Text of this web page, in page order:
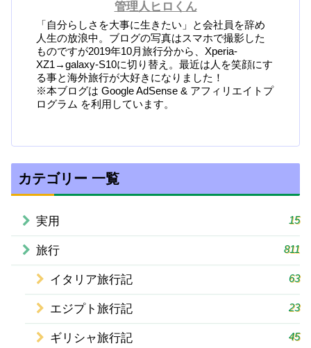
管理人ヒロくん
「自分らしさを大事に生きたい」と会社員を辞め
人生の放浪中。ブログの写真はスマホで撮影した
ものですが2019年10月旅行分から、Xperia-
XZ1→galaxy-S10に切り替え。最近は人を笑顔にす
る事と海外旅行が大好きになりました！
※本ブログは Google AdSense & アフィリエイトプ
ログラム を利用しています。
カテゴリー 一覧
実用 15
旅行 811
イタリア旅行記 63
エジプト旅行記 23
ギリシャ旅行記 45